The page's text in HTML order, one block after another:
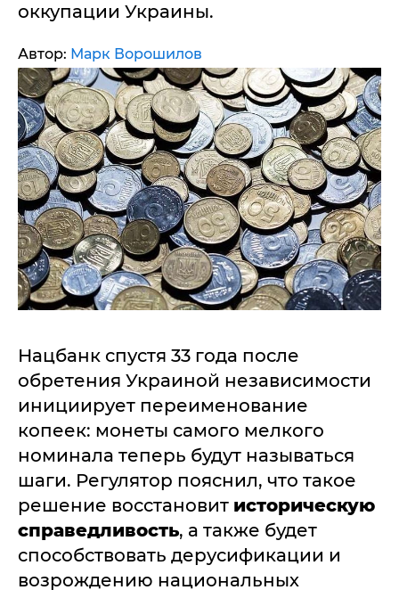
оккупации Украины.
Автор: Марк Ворошилов
Нацбанк спустя 33 года после
обретения Украиной независимости
инициирует переименование
копеек: монеты самого мелкого
номинала теперь будут называться
шаги. Регулятор пояснил, что такое
решение восстановит историческую
справедливость, а также будет
способствовать дерусификации и
возрождению национальных